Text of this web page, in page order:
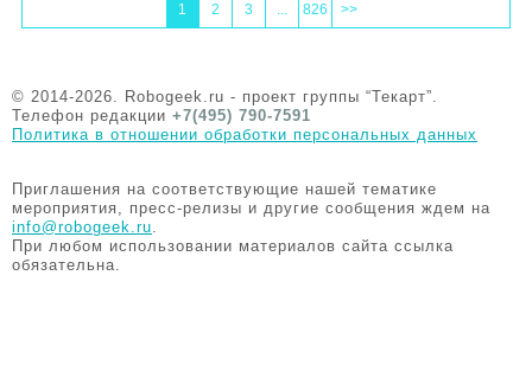
1 2 3 ... 826 >>
© 2014-2026. Robogeek.ru - проект группы “Текарт”.
Телефон редакции +7(495) 790-7591
Политика в отношении обработки персональных данных
Приглашения на соответствующие нашей тематике
мероприятия, пресс-релизы и другие сообщения ждем на
info@robogeek.ru.
При любом использовании материалов сайта ссылка
обязательна.